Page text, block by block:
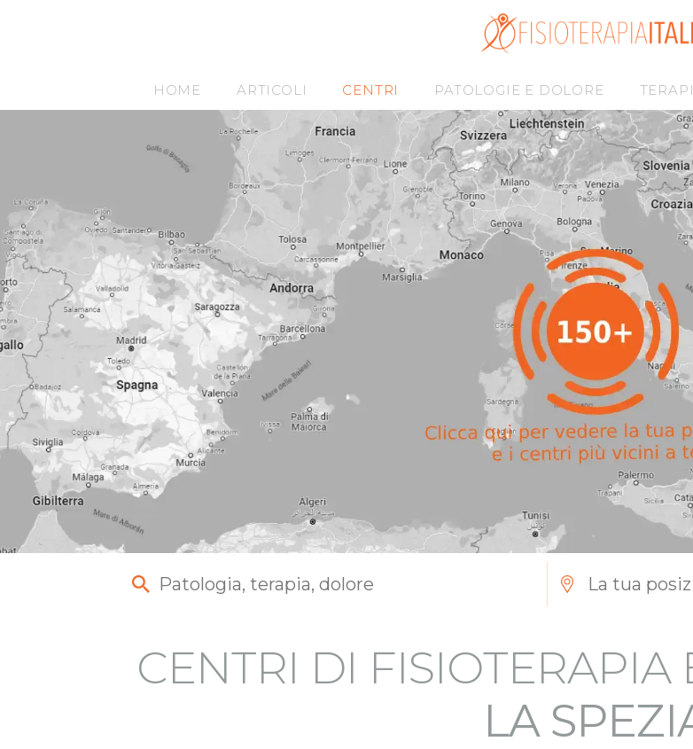
HOME ARTICOLI CENTRI PATOLOGIE E DOLORE
CENTRI DI FISIOTERAPIA
LA